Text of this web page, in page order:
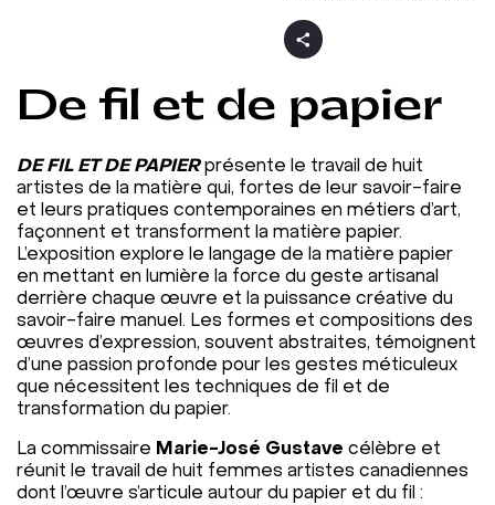
De fil et de papier
DE FIL ET DE PAPIERprésente le travail de huit
artistes de la matière qui, fortes de leur savoir-faire
et leurs pratiques contemporaines en métiers d’art,
façonnent et transforment la matière papier.
L’exposition explore le langage de la matière papier
en mettant en lumière la force du geste artisanal
derrière chaque œuvre et la puissance créative du
savoir-faire manuel. Les formes et compositions des
œuvres d’expression, souvent abstraites, témoignent
d’une passion profonde pour les gestes méticuleux
que nécessitent les techniques de fil et de
transformation du papier.
La commissaire Marie-José Gustave célèbre et
réunit le travail de huit femmes artistes canadiennes
dont l’œuvre s’articule autour du papier et du fil :